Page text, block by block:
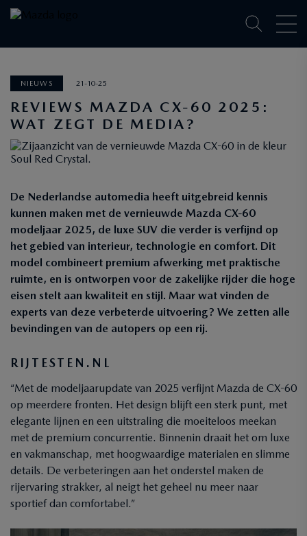
NIEUWS 21-10-25
REVIEWS MAZDA CX‑60 2025:
WAT ZEGT DE MEDIA?
De Nederlandse automedia heeft uitgebreid kennis
kunnen maken met de vernieuwde Mazda CX‑60
modeljaar 2025, de luxe SUV die verder is verfijnd op
het gebied van interieur, technologie en comfort. Dit
model combineert premium afwerking met praktische
ruimte, en is ontworpen voor de zakelijke rijder die hoge
eisen stelt aan kwaliteit en stijl. Maar wat vinden de
experts van deze verbeterde uitvoering? We zetten alle
bevindingen van de autopers op een rij.
RIJTESTEN.NL
“Met de modeljaarupdate van 2025 verfijnt Mazda de CX-60
op meerdere fronten. Het design blijft een sterk punt, met
elegante lijnen en een uitstraling die moeiteloos meekan
met de premium concurrentie. Binnenin draait het om luxe
en vakmanschap, met hoogwaardige materialen en slimme
details. De verbeteringen aan het onderstel maken de
rijervaring strakker, al neigt het geheel nu meer naar
sportief dan comfortabel.”